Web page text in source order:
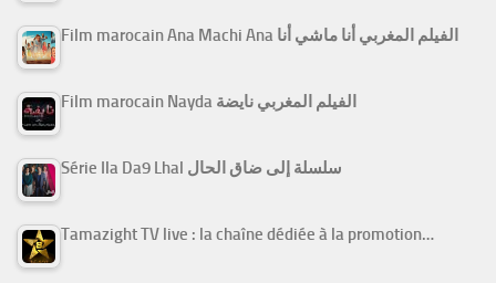
Film marocain Ana Machi Ana الفيلم المغربي أنا ماشي أنا
Film marocain Nayda الفيلم المغربي نايضة
Série Ila Da9 Lhal سلسلة إلى ضاق الحال
Tamazight TV live : la chaîne dédiée à la promotion…